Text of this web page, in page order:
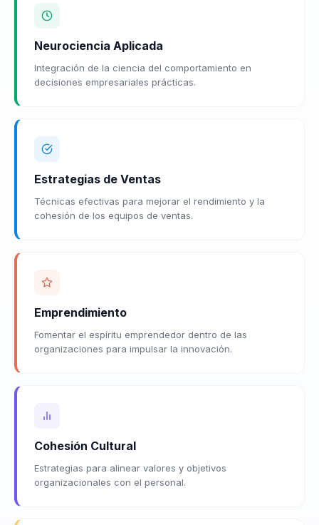
Neurociencia Aplicada
Integración de la ciencia del comportamiento en
decisiones empresariales prácticas.
Estrategias de Ventas
Técnicas efectivas para mejorar el rendimiento y la
cohesión de los equipos de ventas.
Emprendimiento
Fomentar el espíritu emprendedor dentro de las
organizaciones para impulsar la innovación.
Cohesión Cultural
Estrategias para alinear valores y objetivos
organizacionales con el personal.